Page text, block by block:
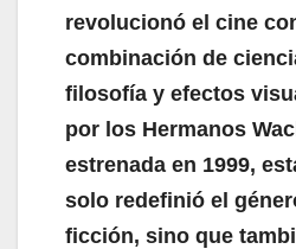
revolucionó el cine
combinación de
filosofía y efectos
por los Hermanos
estrenada en 1999,
solo redefinió el
ficción, sino que